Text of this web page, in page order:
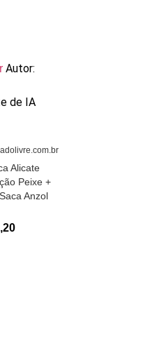
Autor:
de IA
Alicate
Peixe +
Anzol